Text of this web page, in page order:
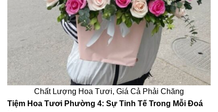
Chất Lượng Hoa Tươi, Giá Cả Phải Chăng
Tiệm Hoa Tươi Phường 4: Sự Tinh Tế Trong Mỗi Đoá